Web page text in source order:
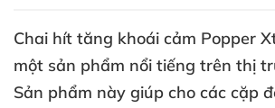
Chai hít tăng khoái cảm Popper
một sản phẩm nổi tiếng trên thị
Sản phẩm này giúp cho các cặp